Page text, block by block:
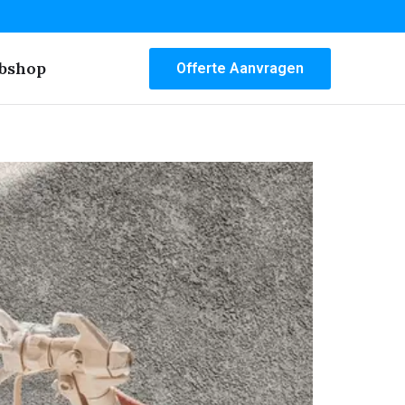
Offerte Aanvragen